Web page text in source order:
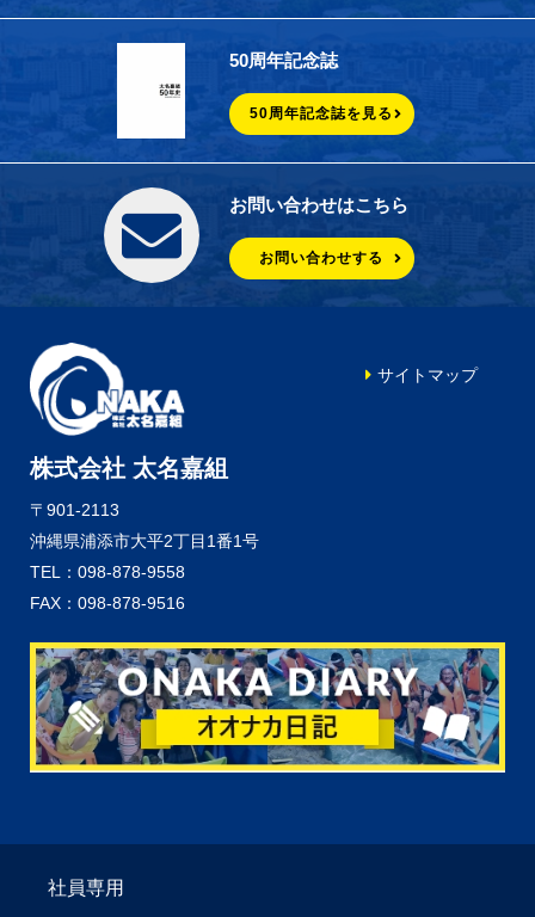
50周年記念誌
50周年記念誌を見る
お問い合わせはこちら
お問い合わせする
株式会社 太名嘉組
〒901-2113
沖縄県浦添市大平2丁目1番1号
TEL：098-878-9558
FAX：098-878-9516
サイトマップ
社員専用